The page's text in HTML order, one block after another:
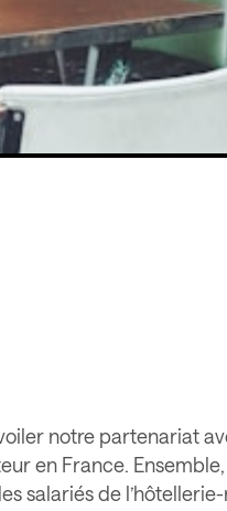
notre partenariat
en France.
salariés de